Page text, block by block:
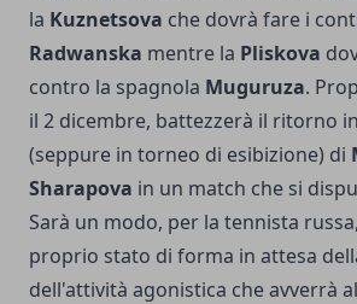
la Kuznetsova che dovrà fare i
Radwanska mentre la Pliskova
contro la spagnola Muguruza.
il 2 dicembre, battezzerà il ritorno
(seppure in torneo di esibizione) di
Sharapova in un match che si
Sarà un modo, per la tennista
proprio stato di forma in attesa
dell'attività agonistica che avverrà